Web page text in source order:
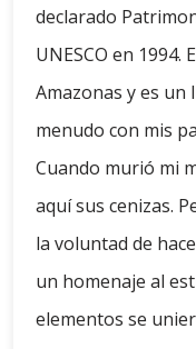
declarado
UNESCO en 1994.
Amazonas y es
menudo con mis
Cuando murió mi
aquí sus cenizas.
la voluntad de
un homenaje al
elementos se